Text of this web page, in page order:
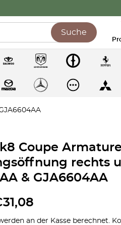
Suche
Coupe
rechts
& GJA6604AA
31,08
an der Kasse berechnet.